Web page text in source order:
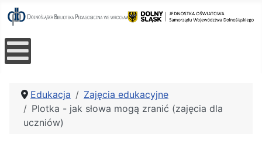
Edukacja
Zajęcia edukacyjne
Plotka - jak słowa mogą zranić (zajęcia dla
uczniów)